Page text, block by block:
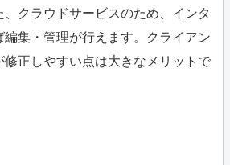
クラウドサービスのため、インタ
編集・管理が行えます。クライアン
修正しやすい点は大きなメリットで